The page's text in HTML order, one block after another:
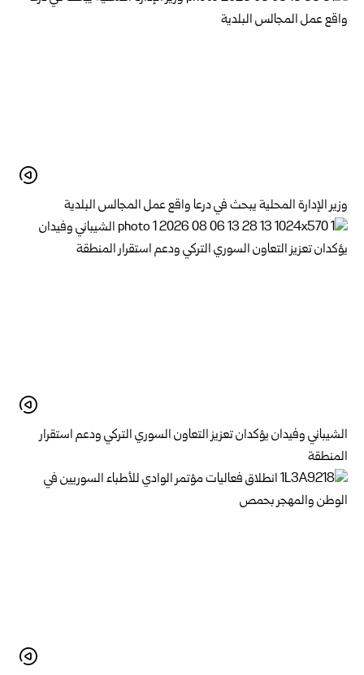
وزير الإدارة المحلية يبحث في درعا واقع عمل المجالس البلدية
الشيباني وفيدان يؤكدان تعزيز التعاون السوري التركي ودعم استقرار
المنطقة